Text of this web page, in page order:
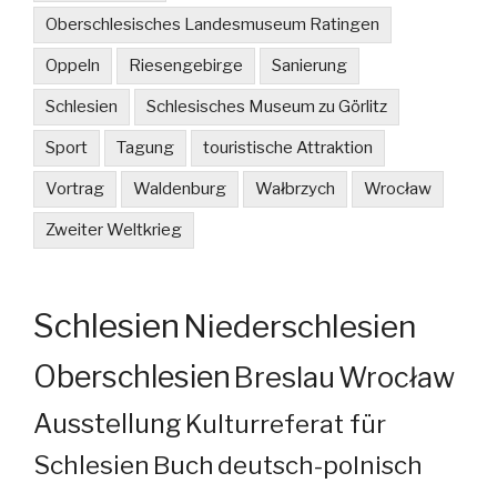
Oberschlesisches Landesmuseum Ratingen
Oppeln Riesengebirge Sanierung
Schlesien Schlesisches Museum zu Görlitz
Sport Tagung touristische Attraktion
Vortrag Waldenburg Wałbrzych Wrocław
Zweiter Weltkrieg
Schlesien Niederschlesien
Oberschlesien Breslau Wrocław
Ausstellung Kulturreferat für
Schlesien Buch deutsch-polnisch